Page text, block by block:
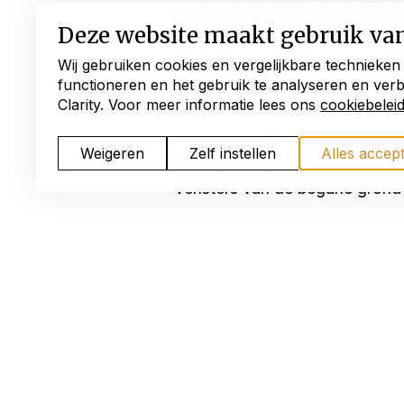
Deze website maakt gebruik
Wij gebruiken cookies en vergelijkbare
functioneren en het gebruik te analyseren en
Clarity. Voor meer informatie lees ons cookiebeleid
Alles
Weigeren Zelf instellen
gebouwd, in 1615. Rond
oostelijke dwarsarm van de
stad. Vermoedelijk was op de
Hier zijn echter geen bronnen
Het huis heeft een gevel die
Blokzijl. De gevel is
vensters van de begane